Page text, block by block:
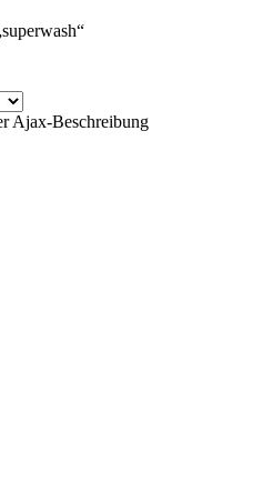
Ajax-Beschreibung